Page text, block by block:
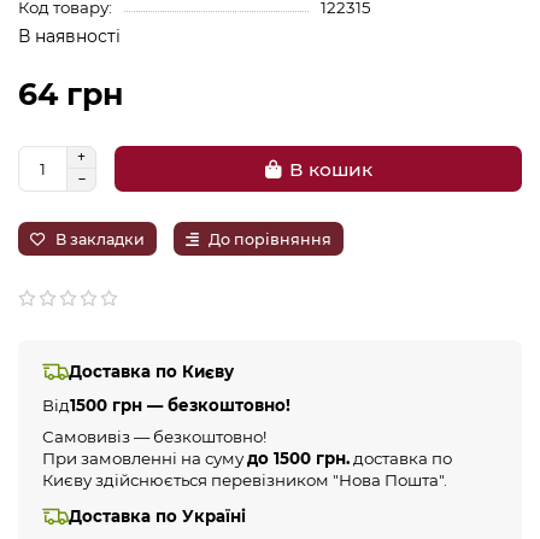
Код товару: 122315
В наявності
64 грн
В кошик
В закладки До порівняння
Доставка по Києву
Від1500 грн — безкоштовно!
Самовивіз — безкоштовно!
При замовленні на сумудо 1500 грн.доставка по
Києву здійснюється перевізником "Нова Пошта".
Доставка по Україні